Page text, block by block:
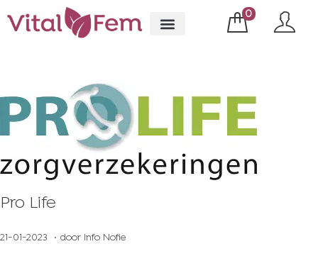
0
Pro Life
Geplaatst op
21-01-2023 . door Info Nofie